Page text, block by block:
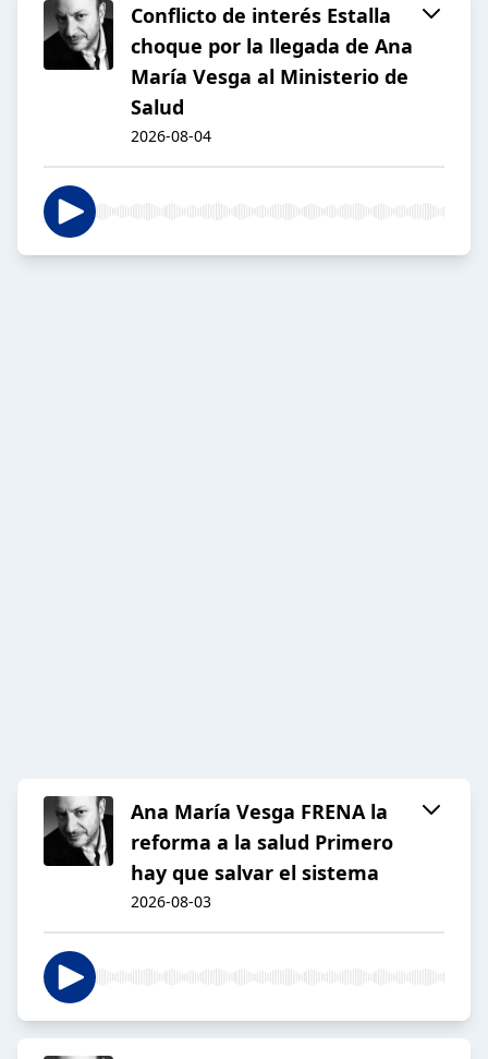
Conflicto de interés Estalla
choque por la llegada de Ana
María Vesga al Ministerio de
Salud
2026-08-04
Ana María Vesga FRENA la
reforma a la salud Primero
hay que salvar el sistema
2026-08-03